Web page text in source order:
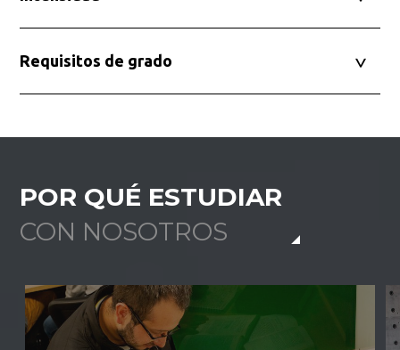
Requisitos de grado
POR QUÉ ESTUDIAR
CON NOSOTROS